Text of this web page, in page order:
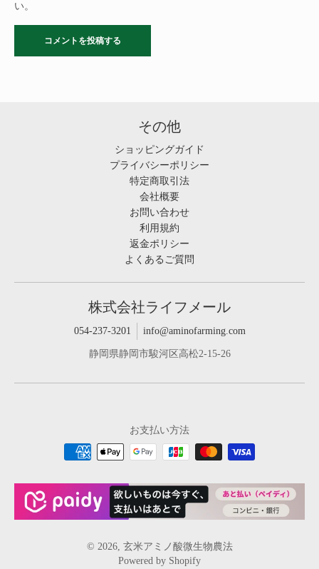
い。
その他
ショッピングガイド
プライバシーポリシー
特定商取引法
会社概要
お問い合わせ
利用規約
返金ポリシー
よくあるご質問
株式会社ライフメール
054-237-3201 info@aminofarming.com
静岡県静岡市駿河区高松2-15-26
お支払い方法
© 2026, 玄米アミノ酸微生物農法
Powered by Shopify